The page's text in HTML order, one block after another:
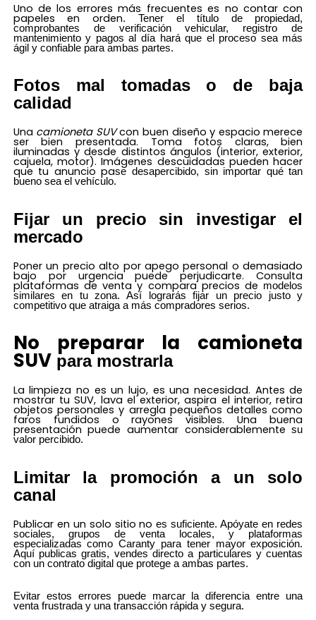
Uno de los errores más frecuentes es no contar con
papeles en orden. Tener el título de propiedad,
comprobantes de verificación vehicular, registro de
mantenimiento y pagos al día hará que el proceso sea más
ágil y confiable para ambas partes.
Fotos mal tomadas o de baja
calidad
Una camioneta SUVcon buen diseño y espacio merece
ser bien presentada. Toma fotos claras, bien
iluminadas y desde distintos ángulos (interior, exterior,
cajuela, motor). Imágenes descuidadas pueden hacer
que tu anuncio pase desapercibido, sin importar qué tan
bueno sea el vehículo.
Fijar un precio sin investigar el
mercado
Poner un precio alto por apego personal o demasiado
bajo por urgencia puede perjudicarte.Consulta
plataformas de venta y compara precios de modelos
similares en tu zona. Así lograrás fijar un precio justo y
competitivo que atraiga a más compradores serios.
No preparar la camioneta
SUVpara mostrarla
La limpieza no es un lujo, es una necesidad. Antes de
mostrar tuSUV, lava el exterior, aspira el interior, retira
objetos personales y arregla pequeños detalles como
faros fundidos o rayones visibles. Una buena
presentación puede aumentar considerablemente su
valor percibido.
Limitar la promoción a un solo
canal
Publicar en un solo sitio no es suficiente. Apóyate en redes
sociales, grupos de venta locales, y plataformas
especializadas como Caranty para tener mayor exposición.
Aquí publicas gratis, vendes directo a particulares y cuentas
con un contrato digital que protege a ambas partes.
Evitar estos errores puede marcar la diferencia entre una
venta frustrada y una transacción rápida y segura.